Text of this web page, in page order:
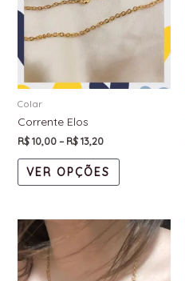
Colar
Corrente Elos
R$10,00–R$13,20
VER OPÇÕES